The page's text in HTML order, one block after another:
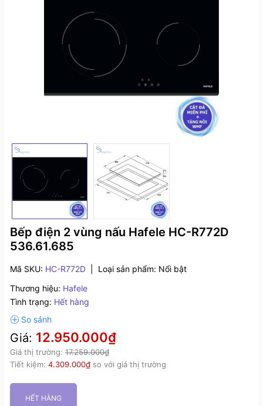
Bếp điện 2 vùng nấu Hafele HC-R772D
536.61.685
Mã SKU: HC-R772D Loại sản phẩm: Nổi bật
Thương hiệu: Hafele
Tình trạng: Hết hàng
Giá: 12.950.000₫
Giá thị trường: 17.259.000₫
Tiết kiệm: 4.309.000₫ so với giá thị trường
HẾT HÀNG